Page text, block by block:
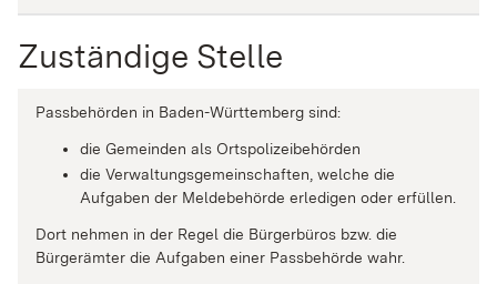
Zuständige Stelle
Passbehörden in Baden-Württemberg sind:
die Gemeinden als Ortspolizeibehörden
die Verwaltungsgemeinschaften, welche die
Aufgaben der Meldebehörde erledigen oder erfüllen.
Dort nehmen in der Regel die Bürgerbüros bzw. die
Bürgerämter die Aufgaben einer Passbehörde wahr.